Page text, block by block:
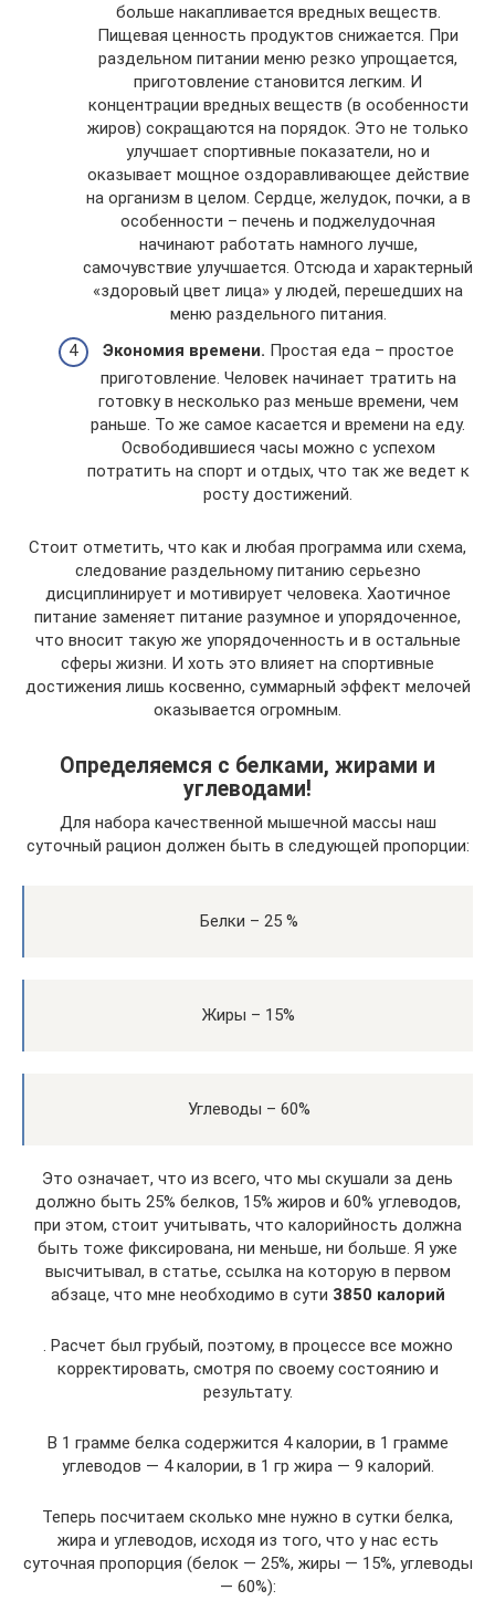
больше накапливается вредных веществ.
Пищевая ценность продуктов снижается. При
раздельном питании меню резко упрощается,
приготовление становится легким. И
концентрации вредных веществ (в особенности
жиров) сокращаются на порядок. Это не только
улучшает спортивные показатели, но и
оказывает мощное оздоравливающее действие
на организм в целом. Сердце, желудок, почки, а в
особенности – печень и поджелудочная
начинают работать намного лучше,
самочувствие улучшается. Отсюда и характерный
«здоровый цвет лица» у людей, перешедших на
меню раздельного питания.
Экономия времени. Простая еда – простое
приготовление. Человек начинает тратить на
готовку в несколько раз меньше времени, чем
раньше. То же самое касается и времени на еду.
Освободившиеся часы можно с успехом
потратить на спорт и отдых, что так же ведет к
росту достижений.
Стоит отметить, что как и любая программа или схема,
следование раздельному питанию серьезно
дисциплинирует и мотивирует человека. Хаотичное
питание заменяет питание разумное и упорядоченное,
что вносит такую же упорядоченность и в остальные
сферы жизни. И хоть это влияет на спортивные
достижения лишь косвенно, суммарный эффект мелочей
оказывается огромным.
Определяемся с белками, жирами и
углеводами!
Для набора качественной мышечной массы наш
суточный рацион должен быть в следующей пропорции:
Белки – 25 %
Жиры – 15%
Углеводы – 60%
Это означает, что из всего, что мы скушали за день
должно быть 25% белков, 15% жиров и 60% углеводов,
при этом, стоит учитывать, что калорийность должна
быть тоже фиксирована, ни меньше, ни больше. Я уже
высчитывал, в статье, ссылка на которую в первом
абзаце, что мне необходимо в сути 3850 калорий
. Расчет был грубый, поэтому, в процессе все можно
корректировать, смотря по своему состоянию и
результату.
В 1 грамме белка содержится 4 калории, в 1 грамме
углеводов — 4 калории, в 1 гр жира — 9 калорий.
Теперь посчитаем сколько мне нужно в сутки белка,
жира и углеводов, исходя из того, что у нас есть
суточная пропорция (белок — 25%, жиры — 15%, углеводы
— 60%):